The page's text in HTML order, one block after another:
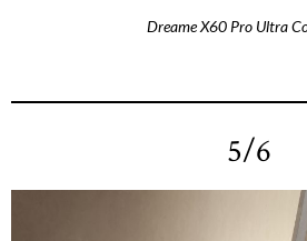
Dreame X60 Pro Ultra
5/6